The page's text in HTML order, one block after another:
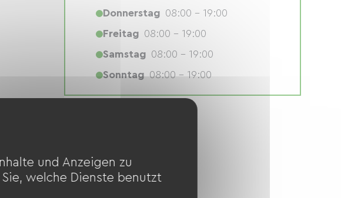
Donnerstag 08:00 - 19:00
Freitag 08:00 - 19:00
Samstag 08:00 - 19:00
Sonntag 08:00 - 19:00
und Anzeigen zu
welche Dienste benutzt